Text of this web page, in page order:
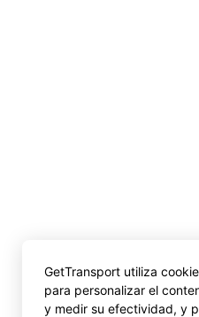
GetTransport utiliza
para personalizar el
y medir su efectividad, y